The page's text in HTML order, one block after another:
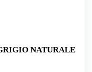
NATURALE